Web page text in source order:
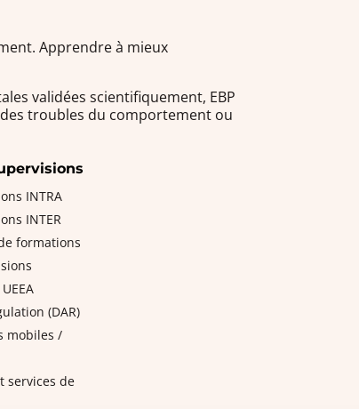
Apprendre à mieux
validées scientifiquement, EBP
troubles du comportement ou
INTRA
INTER
formations
(DAR)
mobiles /
services de